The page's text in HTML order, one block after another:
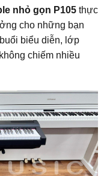
nhỏ gọn P105 thực
cho những bạn
biểu diễn, lớp
chiếm nhiều